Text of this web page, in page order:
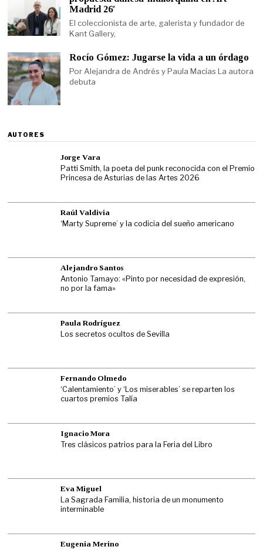
Madrid 26′
El coleccionista de arte, galerista y fundador de
Kant Gallery,
Rocío Gómez: Jugarse la vida a un órdago
Por Alejandra de Andrés y Paula Macías La autora
debuta
AUTORES
Jorge Vara
Patti Smith, la poeta del punk reconocida con el Premio
Princesa de Asturias de las Artes 2026
Raúl Valdivia
‘Marty Supreme’ y la codicia del sueño americano
Alejandro Santos
Antonio Tamayo: «Pinto por necesidad de expresión,
no por la fama»
Paula Rodríguez
Los secretos ocultos de Sevilla
Fernando Olmedo
‘Calentamiento’ y ‘Los miserables’ se reparten los
cuartos premios Talía
Ignacio Mora
Tres clásicos patrios para la Feria del Libro
Eva Miguel
La Sagrada Familia, historia de un monumento
interminable
Eugenia Merino